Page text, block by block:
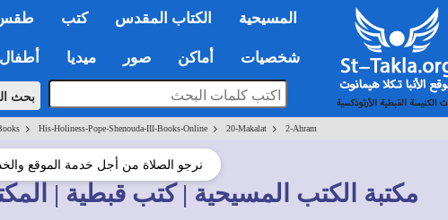
المسيحية الكتاب المقدس كتب
شخصيات أماكن صور ميديا أطفال
بحث
> His-Holiness-Pope-Shenouda-III-Books-Online> 20-Makalat> 2-Ahram
نرجو الصلاة من أجل خدمة الموقع
مكتبة الكتب المسيحية | كتب قبطية |